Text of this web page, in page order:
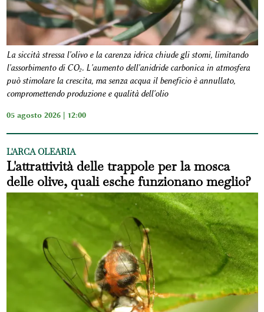
La siccità stressa l'olivo e la carenza idrica chiude gli stomi, limitando
l'assorbimento di CO₂. L'aumento dell'anidride carbonica in atmosfera
può stimolare la crescita, ma senza acqua il beneficio è annullato,
compromettendo produzione e qualità dell'olio
05 agosto 2026 | 12:00
L'ARCA OLEARIA
L'attrattività delle trappole per la mosca
delle olive, quali esche funzionano meglio?